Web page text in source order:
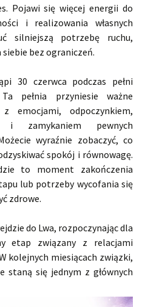
Pojawi się więcej energii do
i realizowania własnych
silniejszą potrzebę ruchu,
bez ograniczeń.
30 czerwca podczas pełni
pełnia przyniesie ważne
emocjami, odpoczynkiem,
i zamykaniem pewnych
wyraźnie zobaczyć, co
spokój i równowagę.
to moment zakończenia
lub potrzeby wycofania się
zdrowe.
do Lwa, rozpoczynając dla
etap związany z relacjami
kolejnych miesiącach związki,
staną się jednym z głównych